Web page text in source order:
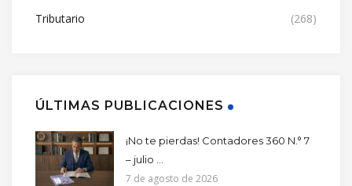
Tributario
(268)
ÚLTIMAS PUBLICACIONES
¡No te pierdas! Contadores 360 N.° 7
– julio ...
7 de agosto de 2026